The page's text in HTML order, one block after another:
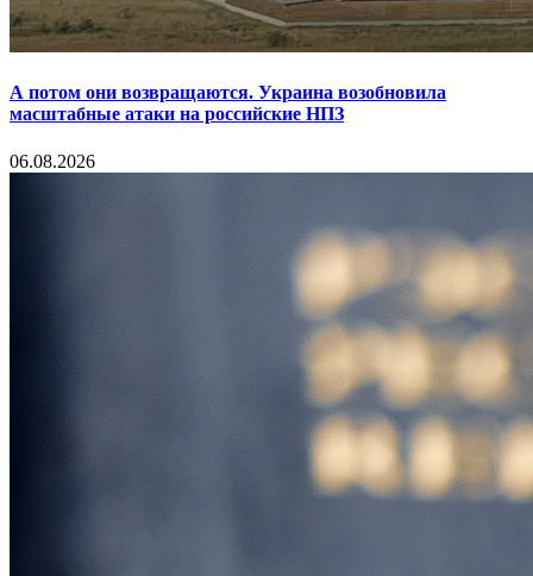
А потом они возвращаются. Украина возобновила
масштабные атаки на российские НПЗ
06.08.2026